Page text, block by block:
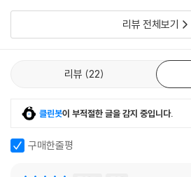
리뷰 전체보기
리뷰 22
클린봇이 부적절한 글을 감지 중입니다.
구매한줄평